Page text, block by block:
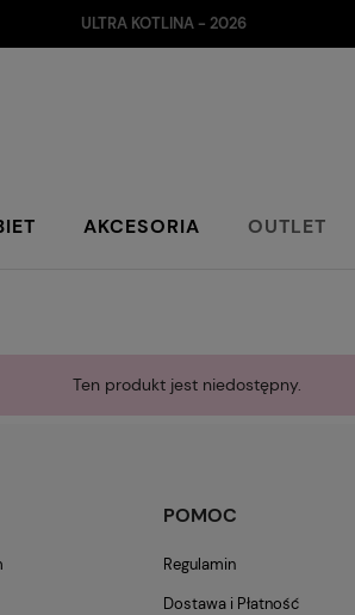
ULTRA KOTLINA - 2026
AKCESORIA OUTLET
Ten produkt jest niedostępny.
POMOC
Regulamin
Dostawa i Płatność